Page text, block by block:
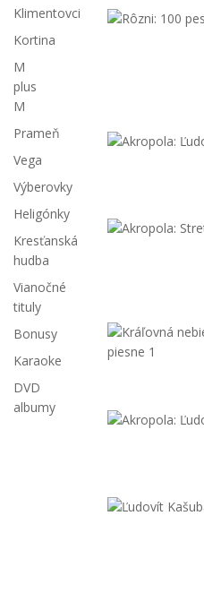
Klimentovci
Kortina
M
plus
M
Prameň
Vega
Výberovky
Heligónky
Kresťanská
hudba
Vianočné
tituly
Bonusy
Karaoke
DVD
albumy